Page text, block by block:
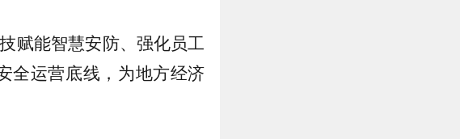
赋能智慧安防、强化员工
全运营底线，为地方经济